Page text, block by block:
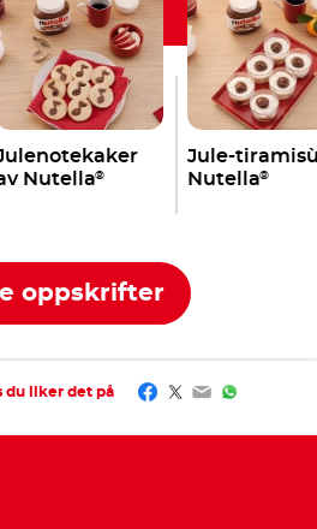
Nutella®
Jule-
Nutella®
oppskrifter
du liker det på Facebook
Twitter
Email